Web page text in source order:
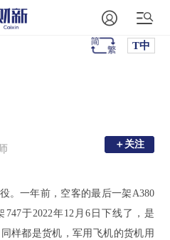
T中
＋关注
＋关注
。一年前，空客的最后一架 A380
747于2022年12 月 6日下线了，是
样都是货机，军用飞机的货机用